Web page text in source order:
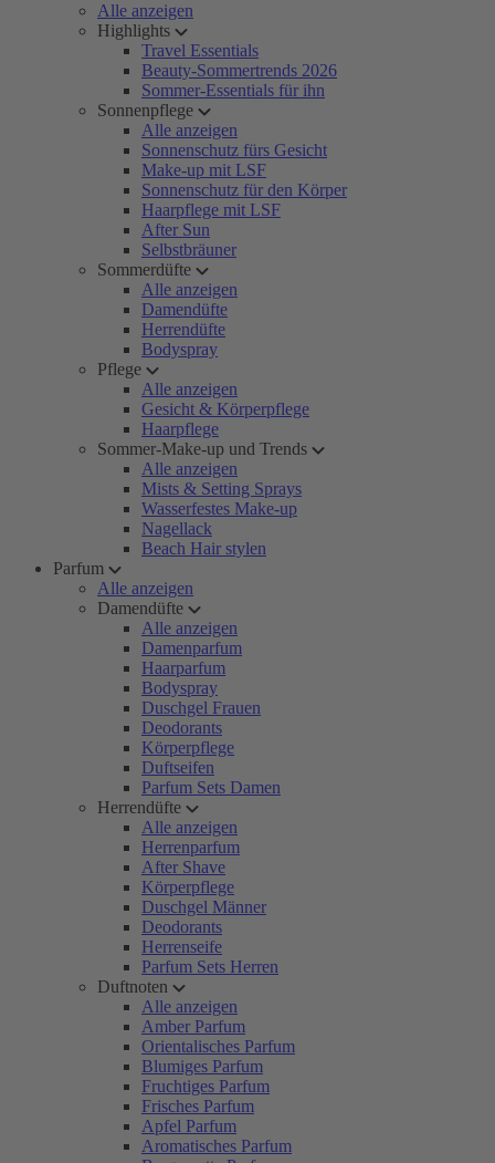
Alle anzeigen
Highlights
Travel Essentials
Beauty-Sommertrends 2026
Sommer-Essentials für ihn
Sonnenpflege
Alle anzeigen
Sonnenschutz fürs Gesicht
Make-up mit LSF
Sonnenschutz für den Körper
Haarpflege mit LSF
After Sun
Selbstbräuner
Sommerdüfte
Alle anzeigen
Damendüfte
Herrendüfte
Bodyspray
Pflege
Alle anzeigen
Gesicht & Körperpflege
Haarpflege
Sommer-Make-up und Trends
Alle anzeigen
Mists & Setting Sprays
Wasserfestes Make-up
Nagellack
Beach Hair stylen
Parfum
Alle anzeigen
Damendüfte
Alle anzeigen
Damenparfum
Haarparfum
Bodyspray
Duschgel Frauen
Deodorants
Körperpflege
Duftseifen
Parfum Sets Damen
Herrendüfte
Alle anzeigen
Herrenparfum
After Shave
Körperpflege
Duschgel Männer
Deodorants
Herrenseife
Parfum Sets Herren
Duftnoten
Alle anzeigen
Amber Parfum
Orientalisches Parfum
Blumiges Parfum
Fruchtiges Parfum
Frisches Parfum
Apfel Parfum
Aromatisches Parfum